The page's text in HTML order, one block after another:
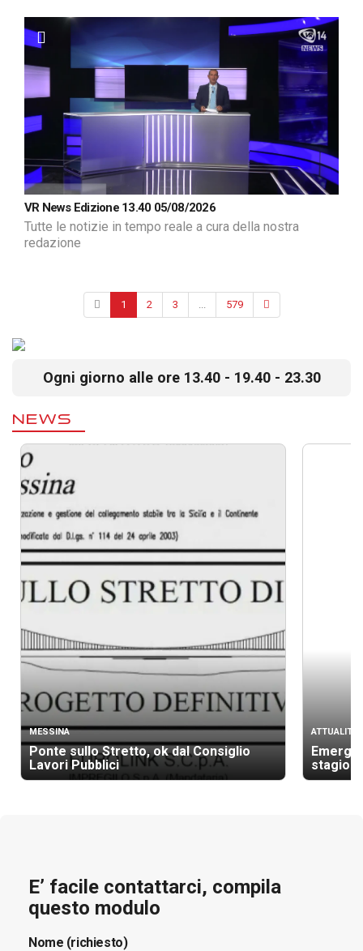
VR News Edizione 13.40 05/08/2026
Tutte le notizie in tempo reale a cura della nostra
redazione
1 2 3 579
Ogni giorno alle ore 13.40 - 19.40 - 23.30
NEWS
MESSINA
Ponte sullo Stretto, ok dal Consiglio
Lavori Pubblici
ATTUALITÀ
E’ facile contattarci, compila
questo modulo
Nome (richiesto)